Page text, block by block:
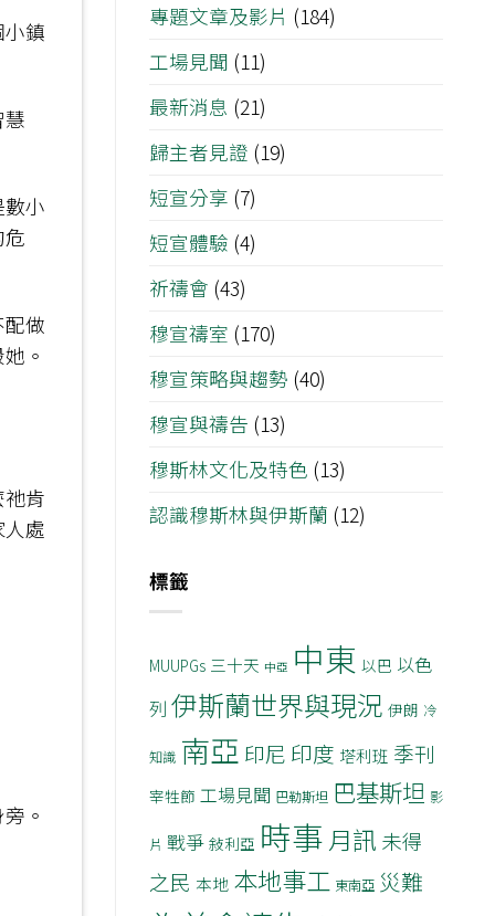
鎮
小
做
。
肯
處
。
專題文章及影片 (184)
工場見聞 (11)
最新消息 (21)
歸主者見證 (19)
短宣分享 (7)
短宣體驗 (4)
祈禱會 (43)
穆宣禱室 (170)
穆宣策略與趨勢 (40)
穆宣與禱告 (13)
穆斯林文化及特色 (13)
認識穆斯林與伊斯蘭 (12)
標籤
MUUPGs 三十天 中亞 中東 以巴 以色
列 伊斯蘭世界與現況 伊朗 冷
知識 南亞 印尼 印度 塔利班 季刊
宰牲節 工場見聞 巴勒斯坦 巴基斯坦 影
片 戰爭 敍利亞 時事 月訊 未得
之民 本地 本地事工 東南亞 災難